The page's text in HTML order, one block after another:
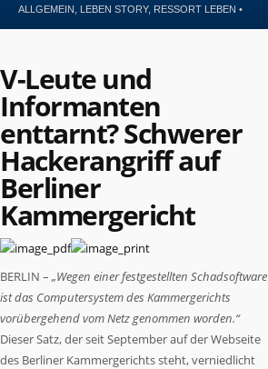
ALLGEMEIN
LEBEN STORY, RESSORT LEBEN •
V-Leute und
Informanten
enttarnt? Schwerer
Hackerangriff auf
Berliner
Kammergericht
BERLIN – „Wegen einer festgestellten Schadsoftware
ist das Computersystem des Kammergerichts
vorübergehend vom Netz genommen worden.“
Dieser Satz, der seit September auf der Webseite
des Berliner Kammergerichts steht, verniedlicht